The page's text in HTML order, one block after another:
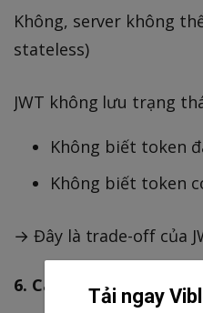
Không, server không
stateless)
JWT không lưu trạng
Không biết token
Không biết token
→ Đây là trade-off của
6. Cách giảm rủi ro khi
Tải ngay